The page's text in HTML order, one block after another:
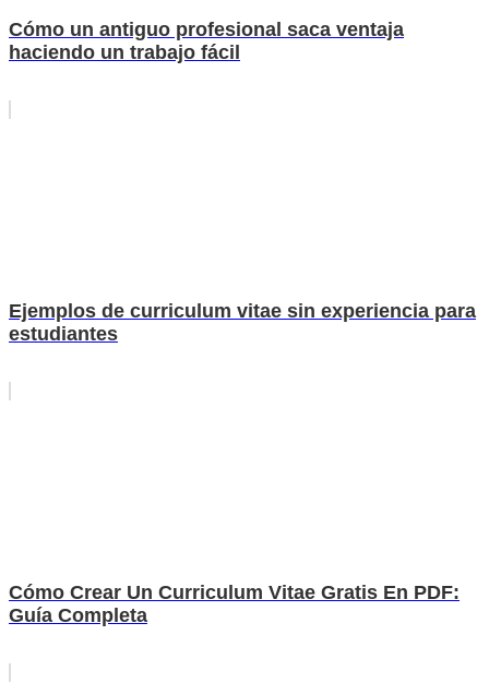
Cómo un antiguo profesional saca ventaja
haciendo un trabajo fácil
Ejemplos de curriculum vitae sin experiencia para
estudiantes
Cómo Crear Un Curriculum Vitae Gratis En PDF:
Guía Completa